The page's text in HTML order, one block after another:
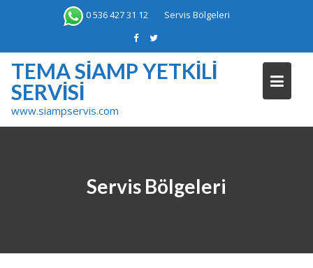
0 536 427 31 12 Servis Bölgeleri
TEMA SIAMP YETKILI
SERVISI
www.siampservis.com
Servis Bölgeleri